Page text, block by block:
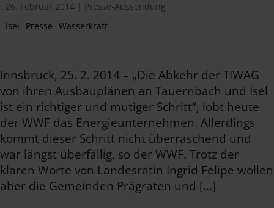
26. Februar 2014| Presse-Aussendung
Isel
Presse Wasserkraft
Innsbruck, 25. 2. 2014 – „Die Abkehr der TIWAG
von ihren Ausbauplänen an Tauernbach und Isel
ist ein richtiger und mutiger Schritt“, lobt heute
der WWF das Energieunternehmen. Allerdings
kommt dieser Schritt nicht überraschend und
war längst überfällig, so der WWF. Trotz der
klaren Worte von Landesrätin Ingrid Felipe wollen
aber die Gemeinden Prägraten und […]